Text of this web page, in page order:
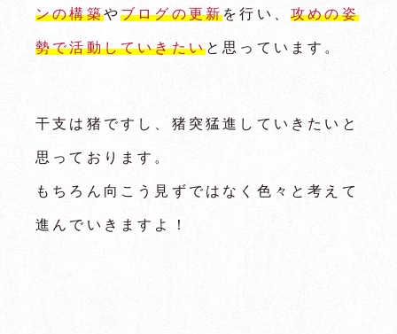
ンの構築やブログの更新を行い、攻めの姿
勢で活動していきたいと思っています。
干支は猪ですし、猪突猛進していきたいと
思っております。
もちろん向こう見ずではなく色々と考えて
進んでいきますよ！